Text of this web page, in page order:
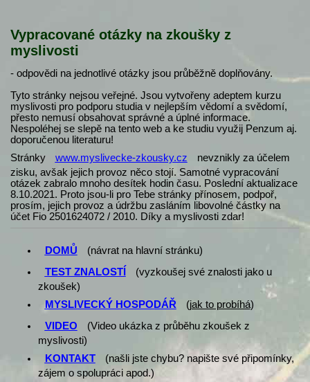
Vypracované otázky na zkoušky z
myslivosti
- odpovědi na jednotlivé otázky jsou průběžně doplňovány.
Tyto stránky nejsou veřejné. Jsou vytvořeny adeptem kurzu
myslivosti pro podporu studia v nejlepším vědomí a svědomí,
přesto nemusí obsahovat správné a úplné informace.
Nespoléhej se slepě na tento web a ke studiu využij Penzum aj.
doporučenou literaturu!
Stránky
www.myslivecke-zkousky.cz
nevznikly za účelem
zisku, avšak jejich provoz něco stojí. Samotné vypracování
otázek zabralo mnoho desítek hodin času. Poslední aktualizace
8.10.2021. Proto jsou-li pro Tebe stránky přínosem, podpoř,
prosím, jejich provoz a údržbu zasláním libovolné částky na
účet Fio 2501624072 / 2010. Díky a myslivosti zdar!
DOMŮ
(návrat na hlavní stránku)
TEST ZNALOSTÍ
(vyzkoušej své znalosti jako u
zkoušek)
MYSLIVECKÝ HOSPODÁŘ
(jak to probíhá)
VIDEO
(Video ukázka z průběhu zkoušek z
myslivosti)
KONTAKT
(našli jste chybu? napište své připomínky,
zájem o spolupráci apod.)